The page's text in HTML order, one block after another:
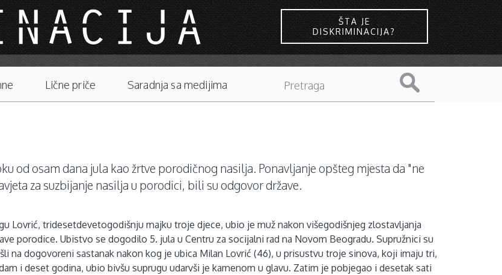
ŠTA JE
DISKRIMINACIJA?
Lične priče Saradnja sa medijima
od osam dana jula kao žrtve porodičnog nasilja. Ponavljanje opšteg mjesta da "ne
za suzbijanje nasilja u porodici, bili su odgovor države.
Lovrić, tridesetdevetogodišnju majku troje djece, ubio je muž nakon višegodišnjeg zlostavljanja
porodice. Ubistvo se dogodilo 5. jula u Centru za socijalni rad na Novom Beogradu. Supružnici su
na dogovoreni sastanak nakon kog je ubica Milan Lovrić (46), u prisustvu troje sinova, koji imaju tri,
i deset godina, ubio bivšu suprugu udarvši je kamenom u glavu. Zatim je pobjegao i desetak sati